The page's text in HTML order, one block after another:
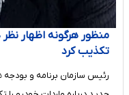
منظور هرگونه اظهار نظر
تکذیب کرد
رئیس سازمان برنامه و